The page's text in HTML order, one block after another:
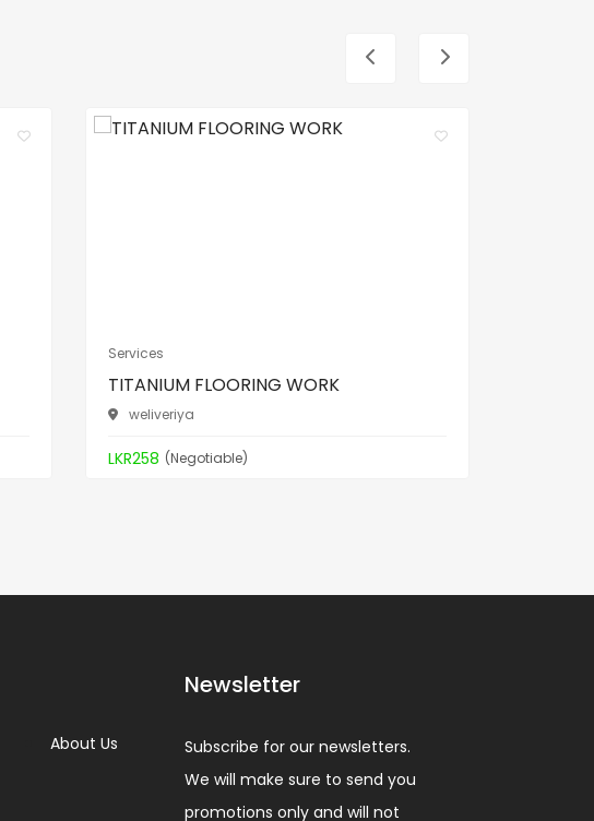
Services
TITANIUM FLOORING WORK
weliveriya
LKR258 (Negotiable)
About Us
Newsletter
Subscribe for our newsletters.
We will make sure to send you
promotions only and will not